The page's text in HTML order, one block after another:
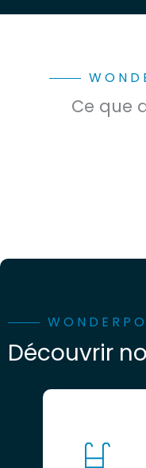
Ce que
Découvrir